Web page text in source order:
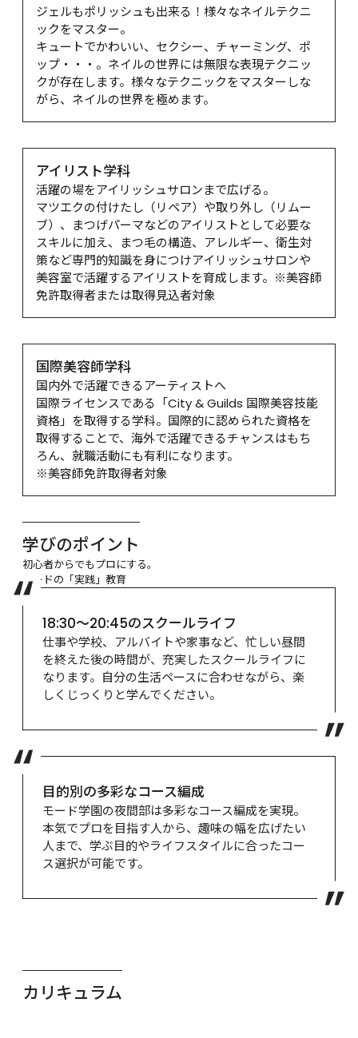
ジェルもポリッシュも出来る！様々なネイルテクニ
ックをマスター。
キュートでかわいい、セクシー、チャーミング、ポ
ップ・・・。ネイルの世界には無限な表現テクニッ
クが存在します。様々なテクニックをマスターしな
がら、ネイルの世界を極めます。
アイリスト学科
活躍の場をアイリッシュサロンまで広げる。
マツエクの付けたし（リペア）や取り外し（リムー
ブ）、まつげパーマなどのアイリストとして必要な
スキルに加え、まつ毛の構造、アレルギー、衛生対
策など専門的知識を身につけアイリッシュサロンや
美容室で活躍するアイリストを育成します。※美容師
免許取得者または取得見込者対象
国際美容師学科
国内外で活躍できるアーティストへ
国際ライセンスである「City & Guilds 国際美容技能
資格」を取得する学科。国際的に認められた資格を
取得することで、海外で活躍できるチャンスはもち
ろん、就職活動にも有利になります。
※美容師免許取得者対象
学びのポイント
初心者からでもプロにする。
モードの「実践」教育
18:30～20:45のスクールライフ
仕事や学校、アルバイトや家事など、忙しい昼間
を終えた後の時間が、充実したスクールライフに
なります。自分の生活ペースに合わせながら、楽
しくじっくりと学んでください。
目的別の多彩なコース編成
モード学園の夜間部は多彩なコース編成を実現。
本気でプロを目指す人から、趣味の幅を広げたい
人まで、学ぶ目的やライフスタイルに合ったコー
ス選択が可能です。
カリキュラム